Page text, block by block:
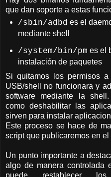
que dan soporte a estas
/sbin/adbd es el
mediante shell
/system/bin/pm es el
instalación de paquetes
Si quitamos los permisos
USB/shell no funcionara y
software mediante la
como deshabilitar las
sirven para instalar
Este proceso se hace de
script que publicaremos en el
Un punto importante a
algo de manera controlada
puede restablecer